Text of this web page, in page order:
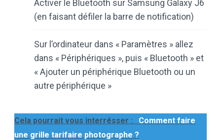
Activer le Bluetooth sur Samsung Galaxy J6
(en faisant défiler la barre de notification)
Sur l’ordinateur dans « Paramètres » allez
dans « Périphériques », puis « Bluetooth » et
« Ajouter un périphérique Bluetooth ou un
autre périphérique »
Cela pourrait vous interrésser :
Comment faire
une grille tarifaire photographe ?